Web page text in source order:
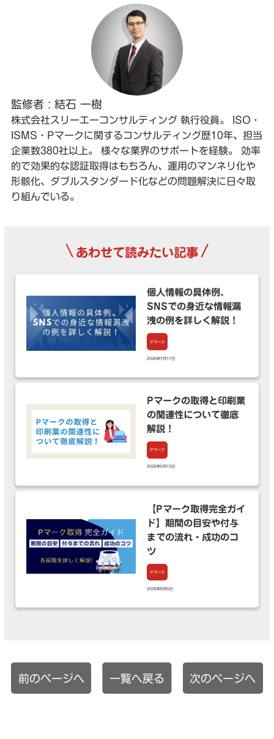
監修者 : 結石 一樹
株式会社スリーエーコンサルティング 執行役員。 ISO・
ISMS・Pマークに関するコンサルティング歴10年、担当
企業数380社以上。 様々な業界のサポートを経験。 効率
的で効果的な認証取得はもちろん、運用のマンネリ化や
形骸化、ダブルスタンダード化などの問題解決に日々取
り組んでいる。
\ あわせて読みたい記事 /
Pマーク
2026年7月17日
個人情報の具体例、
SNSでの身近な情報漏
洩の例を詳しく解説！
Pマーク
2026年5月15日
Pマークの取得と印刷業
の関連性について徹底
解説！
Pマーク
2026年6月5日
【Pマーク取得完全ガイ
ド】期間の目安や付与
までの流れ・成功のコ
ツ
前のページへ 一覧へ戻る 次のページへ